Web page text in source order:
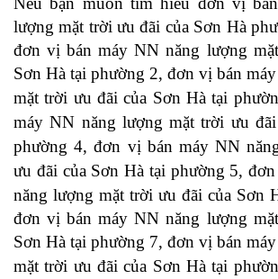
lượng mặt trời ưu đãi của Sơn Hà
đơn vị bán máy NN năng lượng
Sơn Hà tại phường 2, đơn vị bán
mặt trời ưu đãi của Sơn Hà tại
máy NN năng lượng mặt trời ưu
phường 4, đơn vị bán máy NN
ưu đãi của Sơn Hà tại phường 5,
năng lượng mặt trời ưu đãi của Sơn
đơn vị bán máy NN năng lượng
Sơn Hà tại phường 7, đơn vị bán
mặt trời ưu đãi của Sơn Hà tại